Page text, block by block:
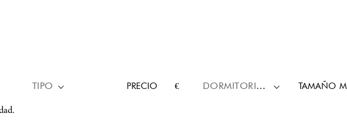
TIPO PRECIO € DORMITORIOS TAMAÑO M